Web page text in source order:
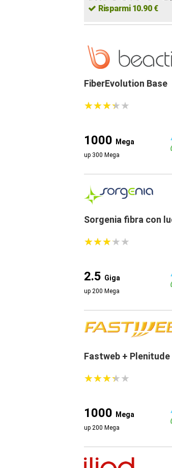
Risparmi 10.90 €
FiberEvolution Base
★★★★★
★★★★★
1000 Mega
up 300 Mega
Sorgenia fibra con
★★★★★
★★★★★
2.5 Giga
up 200 Mega
Fastweb + Plenitude
★★★★★
★★★★★
1000 Mega
up 200 Mega